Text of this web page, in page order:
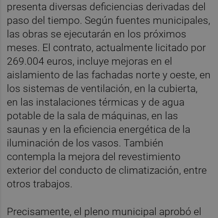
presenta diversas deficiencias derivadas del
paso del tiempo. Según fuentes municipales,
las obras se ejecutarán en los próximos
meses. El contrato, actualmente licitado por
269.004 euros, incluye mejoras en el
aislamiento de las fachadas norte y oeste, en
los sistemas de ventilación, en la cubierta,
en las instalaciones térmicas y de agua
potable de la sala de máquinas, en las
saunas y en la eficiencia energética de la
iluminación de los vasos. También
contempla la mejora del revestimiento
exterior del conducto de climatización, entre
otros trabajos.
Precisamente, el pleno municipal aprobó el